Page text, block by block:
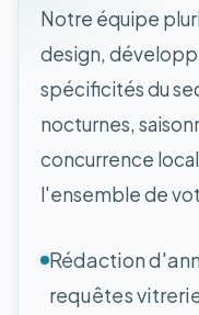
Notre équipe
design,
spécificités du
nocturnes,
concurrence
l'ensemble de
Rédaction
requêtes